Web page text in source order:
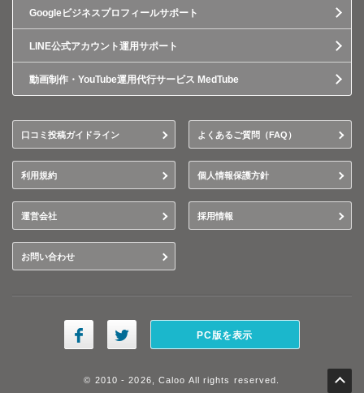
Googleビジネスプロフィールサポート
LINE公式アカウント運用サポート
動画制作・YouTube運用代行サービス MedTube
口コミ投稿ガイドライン よくあるご質問（FAQ）
利用規約 個人情報保護方針
運営会社 採用情報
お問い合わせ
PC版を表示
© 2010 - 2026, Caloo All rights reserved.